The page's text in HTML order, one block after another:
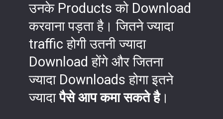
उनके Products को Download
करवाना पड़ता है। जितने ज्यादा
traffic होगी उतनी ज्यादा
Download होंगे और जितना
ज्यादा Downloads होगा इतने
ज्यादापैसे आप कमा सकते है।